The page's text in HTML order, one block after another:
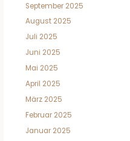
September 2025
August 2025
Juli 2025
Juni 2025
Mai 2025
April 2025
März 2025
Februar 2025
Januar 2025